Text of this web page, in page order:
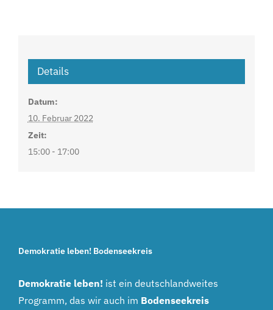
Details
Datum:
10. Februar 2022
Zeit:
15:00 - 17:00
Demokratie leben! Bodenseekreis
Demokratie leben! ist ein deutschlandweites
Programm, das wir auch im Bodenseekreis